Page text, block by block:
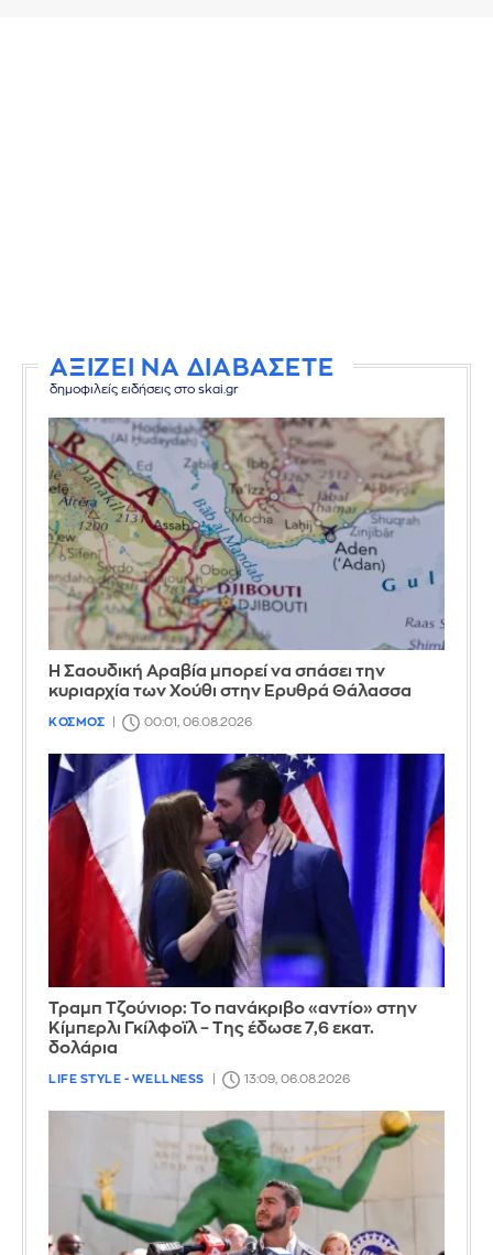
ΑΞΙΖΕΙ ΝΑ ΔΙΑΒΑΣΕΤΕ
δημοφιλείς ειδήσεις στο skai.gr
Η Σαουδική Αραβία μπορεί να σπάσει την
κυριαρχία των Χούθι στην Ερυθρά Θάλασσα
ΚΟΣΜΟΣ 00:01, 06.08.2026
Τραμπ Τζούνιορ: Το πανάκριβο «αντίο» στην
Κίμπερλι Γκίλφοϊλ – Της έδωσε 7,6 εκατ.
δολάρια
LIFE STYLE - WELLNESS 13:09, 06.08.2026